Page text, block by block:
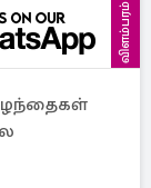
விளம்பரம்